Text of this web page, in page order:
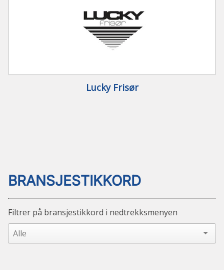
Lucky Frisør
BRANSJESTIKKORD
Filtrer på bransjestikkord i nedtrekksmenyen